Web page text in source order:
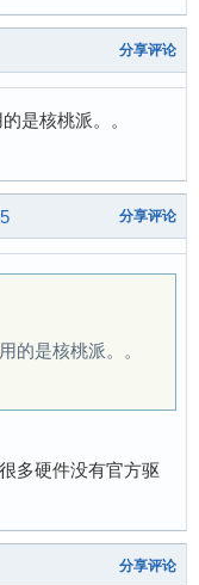
分享评论
是核桃派。。
分享评论
的是核桃派。。
多硬件没有官方驱
分享评论